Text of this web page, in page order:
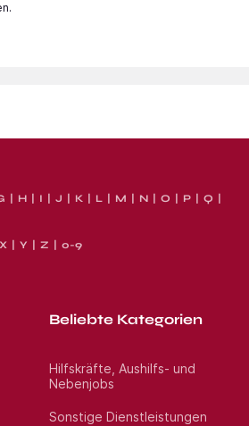
H I J K L M N O P Q
X Y Z 0-9
Beliebte Kategorien
Hilfskräfte, Aushilfs- und
Nebenjobs
Sonstige Dienstleistungen